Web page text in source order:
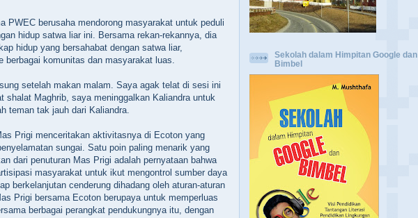
PWEC berusaha mendorong masyarakat untuk peduli
hidup satwa liar ini. Bersama rekan-rekannya, dia
hidup yang bersahabat dengan satwa liar,
berbagai komunitas dan masyarakat luas.
setelah makan malam. Saya agak telat di sesi ini
shalat Maghrib, saya meninggalkan Kaliandra untuk
teman tak jauh dari Kaliandra.
Prigi menceritakan aktivitasnya di Ecoton yang
sungai. Satu poin paling menarik yang
dari penuturan Mas Prigi adalah pernyataan bahwa
masyarakat untuk ikut mengontrol sumber daya
berkelanjutan cenderung dihadang oleh aturan-aturan
Prigi bersama Ecoton berupaya untuk memperluas
berbagai perangkat pendukungnya itu, dengan
Sekolah dalam Himpitan Google dan
Bimbel